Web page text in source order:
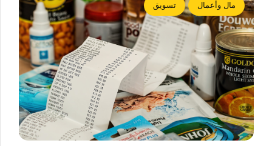
مال وأعمال تسويق